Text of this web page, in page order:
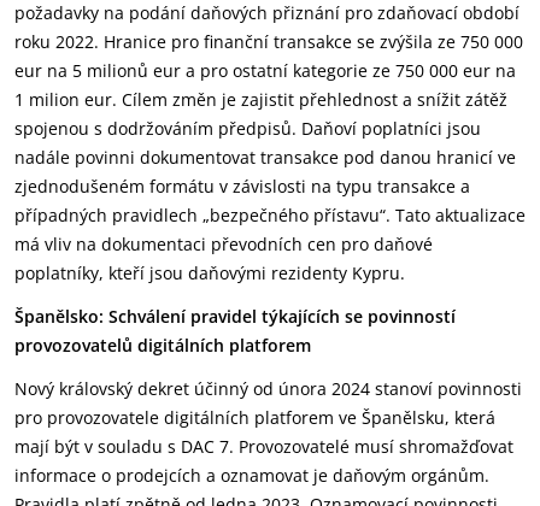
požadavky na podání daňových přiznání pro zdaňovací období
roku 2022. Hranice pro finanční transakce se zvýšila ze 750 000
eur na 5 milionů eur a pro ostatní kategorie ze 750 000 eur na
1 milion eur. Cílem změn je zajistit přehlednost a snížit zátěž
spojenou s dodržováním předpisů. Daňoví poplatníci jsou
nadále povinni dokumentovat transakce pod danou hranicí ve
zjednodušeném formátu v závislosti na typu transakce a
případných pravidlech „bezpečného přístavu“. Tato aktualizace
má vliv na dokumentaci převodních cen pro daňové
poplatníky, kteří jsou daňovými rezidenty Kypru.
Španělsko: Schválení pravidel týkajících se povinností
provozovatelů digitálních platforem
Nový královský dekret účinný od února 2024 stanoví povinnosti
pro provozovatele digitálních platforem ve Španělsku, která
mají být v souladu s DAC 7. Provozovatelé musí shromažďovat
informace o prodejcích a oznamovat je daňovým orgánům.